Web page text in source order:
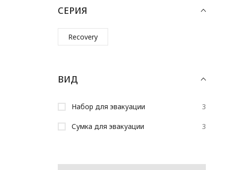
СЕРИЯ
Recovery
ВИД
Набор для эвакуации 3
Сумка для эвакуации 3